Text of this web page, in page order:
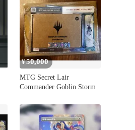
¥50,000
MTG Secret Lair
Commander Goblin Storm